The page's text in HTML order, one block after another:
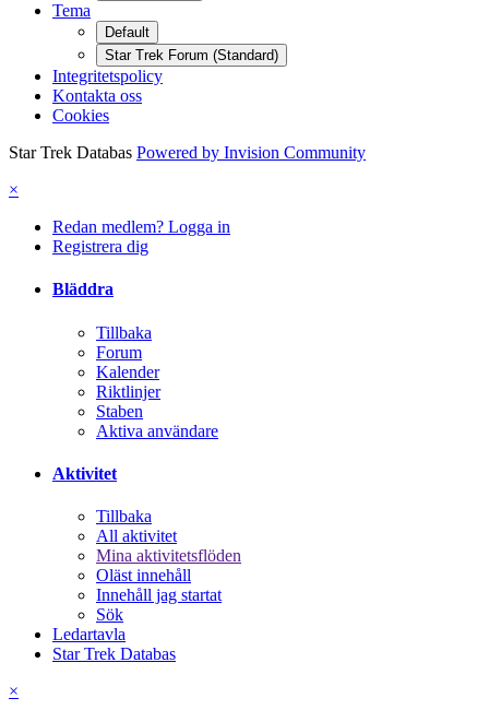
Tema
Default
Star Trek Forum (Standard)
Integritetspolicy
Kontakta oss
Cookies
Star Trek Databas Powered by Invision Community
×
Redan medlem? Logga in
Registrera dig
Bläddra
Tillbaka
Forum
Kalender
Riktlinjer
Staben
Aktiva användare
Aktivitet
Tillbaka
All aktivitet
Mina aktivitetsflöden
Oläst innehåll
Innehåll jag startat
Sök
Ledartavla
Star Trek Databas
×